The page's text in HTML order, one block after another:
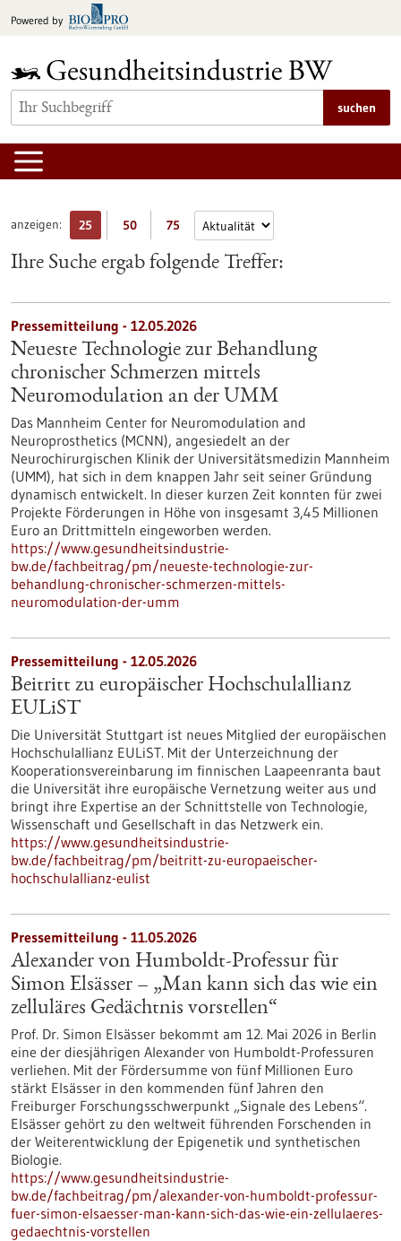
Inhalt
Powered by
suchen
anzeigen: 25 50 75
Ihre Suche ergab folgende Treffer:
Pressemitteilung - 12.05.2026
Neueste Technologie zur Behandlung
chronischer Schmerzen mittels
Neuromodulation an der UMM
Das Mannheim Center for Neuromodulation and
Neuroprosthetics (MCNN), angesiedelt an der
Neurochirurgischen Klinik der Universitätsmedizin Mannheim
(UMM), hat sich in dem knappen Jahr seit seiner Gründung
dynamisch entwickelt. In dieser kurzen Zeit konnten für zwei
Projekte Förderungen in Höhe von insgesamt 3,45 Millionen
Euro an Drittmitteln eingeworben werden.
https://www.gesundheitsindustrie-
bw.de/fachbeitrag/pm/neueste-technologie-zur-
behandlung-chronischer-schmerzen-mittels-
neuromodulation-der-umm
Pressemitteilung - 12.05.2026
Beitritt zu europäischer Hochschulallianz
EULiST
Die Universität Stuttgart ist neues Mitglied der europäischen
Hochschulallianz EULiST. Mit der Unterzeichnung der
Kooperationsvereinbarung im finnischen Laapeenranta baut
die Universität ihre europäische Vernetzung weiter aus und
bringt ihre Expertise an der Schnittstelle von Technologie,
Wissenschaft und Gesellschaft in das Netzwerk ein.
https://www.gesundheitsindustrie-
bw.de/fachbeitrag/pm/beitritt-zu-europaeischer-
hochschulallianz-eulist
Pressemitteilung - 11.05.2026
Alexander von Humboldt-Professur für
Simon Elsässer – „Man kann sich das wie ein
zelluläres Gedächtnis vorstellen“
Prof. Dr. Simon Elsässer bekommt am 12. Mai 2026 in Berlin
eine der diesjährigen Alexander von Humboldt-Professuren
verliehen. Mit der Fördersumme von fünf Millionen Euro
stärkt Elsässer in den kommenden fünf Jahren den
Freiburger Forschungsschwerpunkt „Signale des Lebens“.
Elsässer gehört zu den weltweit führenden Forschenden in
der Weiterentwicklung der Epigenetik und synthetischen
Biologie.
https://www.gesundheitsindustrie-
bw.de/fachbeitrag/pm/alexander-von-humboldt-professur-
fuer-simon-elsaesser-man-kann-sich-das-wie-ein-zellulaeres-
gedaechtnis-vorstellen